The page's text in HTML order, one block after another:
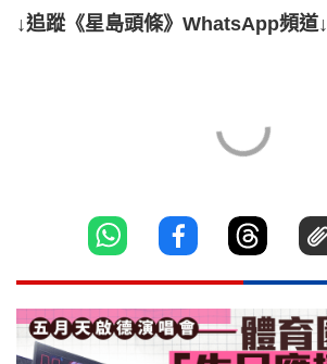
↓追蹤《星島頭條》WhatsApp頻道↓